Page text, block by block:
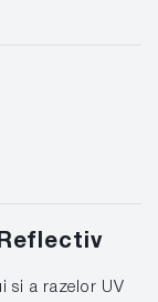
si a razelor UV